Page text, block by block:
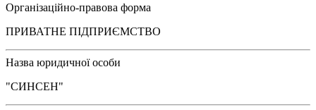
Організаційно-правова форма
ПРИВАТНЕ ПІДПРИЄМСТВО
Назва юридичної особи
"СИНСЕН"